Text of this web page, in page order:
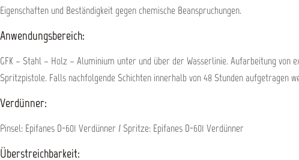
Eigenschaften und Beständigkeit gegen chemische Beanspruchungen.
Anwendungsbereich:
GFK – Stahl – Holz – Aluminium unter und über der Wasserlinie. Aufarbeitung
Spritzpistole. Falls nachfolgende Schichten innerhalb von 48 Stunden aufgetragen
Verdünner:
Pinsel: Epifanes D-601 Verdünner / Spritze: Epifanes D-601 Verdünner
Überstreichbarkeit: